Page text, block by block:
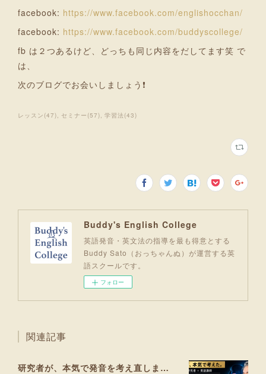
facebook: https://www.facebook.com/englishocchan/
facebook: https://www.facebook.com/buddyscollege/
fb は２つあるけど、どっちも同じ内容をだしてます笑 で
は、
次のブログでお会いしましょう❗
レッスン (47) セミナー (57) 学習法(43)
Buddy's English College
英語発音・英文法の指導を最も得意とする
Buddy Sato（おっちゃんぬ）が運営する英
語スクールです。
フォロー
関連記事
研究者が、本気で発音を考え直しました。